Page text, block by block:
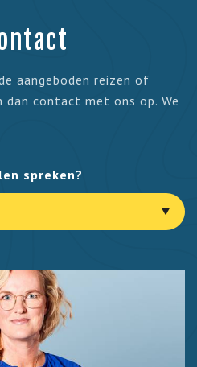
aangeboden reizen of
contact met ons op. We
spreken?